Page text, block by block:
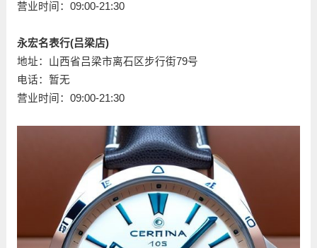
营业时间：09:00-21:30
永宏名表行(吕梁店)
地址：山西省吕梁市离石区步行街79号
电话：暂无
营业时间：09:00-21:30